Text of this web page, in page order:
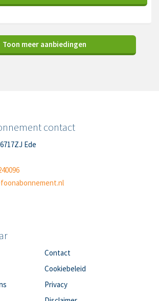
Toon meer aanbiedingen
contact
Ede
Contact
Cookiebeleid
Privacy